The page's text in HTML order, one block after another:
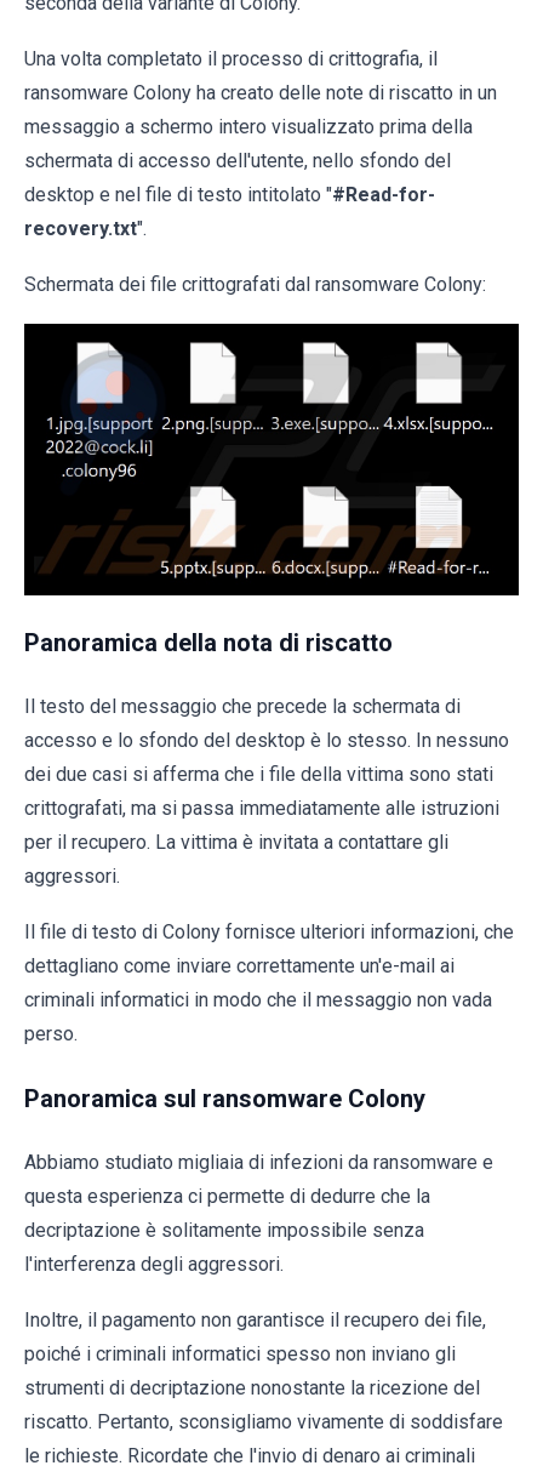
Una volta completato il processo di crittografia, il
ransomware Colony ha creato delle note di riscatto in un
messaggio a schermo intero visualizzato prima della
schermata di accesso dell'utente, nello sfondo del
desktop e nel file di testo intitolato "#Read-for-
recovery.txt".
Schermata dei file crittografati dal ransomware Colony:
Panoramica della nota di riscatto
Il testo del messaggio che precede la schermata di
accesso e lo sfondo del desktop è lo stesso. In nessuno
dei due casi si afferma che i file della vittima sono stati
crittografati, ma si passa immediatamente alle istruzioni
per il recupero. La vittima è invitata a contattare gli
aggressori.
Il file di testo di Colony fornisce ulteriori informazioni, che
dettagliano come inviare correttamente un'e-mail ai
criminali informatici in modo che il messaggio non vada
perso.
Panoramica sul ransomware Colony
Abbiamo studiato migliaia di infezioni da ransomware e
questa esperienza ci permette di dedurre che la
decriptazione è solitamente impossibile senza
l'interferenza degli aggressori.
Inoltre, il pagamento non garantisce il recupero dei file,
poiché i criminali informatici spesso non inviano gli
strumenti di decriptazione nonostante la ricezione del
riscatto. Pertanto, sconsigliamo vivamente di soddisfare
le richieste. Ricordate che l'invio di denaro ai criminali